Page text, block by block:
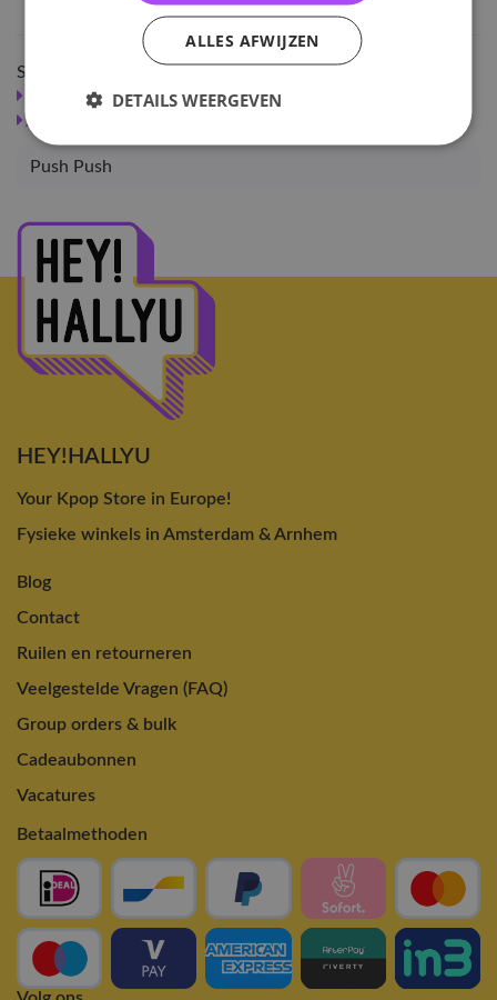
Shop meer
KPOP Girl Groups Albums
Albums
Push Push
HEY!HALLYU
Your Kpop Store in Europe!
Fysieke winkels in Amsterdam & Arnhem
Blog
Contact
Ruilen en retourneren
Veelgestelde Vragen (FAQ)
Group orders & bulk
Cadeaubonnen
Vacatures
Betaalmethoden
ALLES AFWIJZEN
DETAILS WEERGEVEN